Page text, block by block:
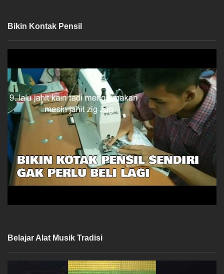
Bikin Kontak Pensil
Belajar Alat Musik Tradisi